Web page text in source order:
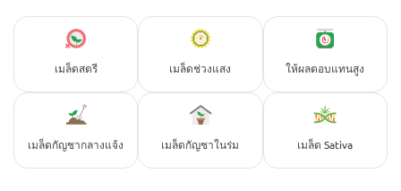
เมล็ดสตรี เมล็ดช่วงแสง ให้ผลตอบแทนสูง
เมล็ดกัญชากลางแจ้ง เมล็ดกัญชาในร่ม เมล็ด Sativa